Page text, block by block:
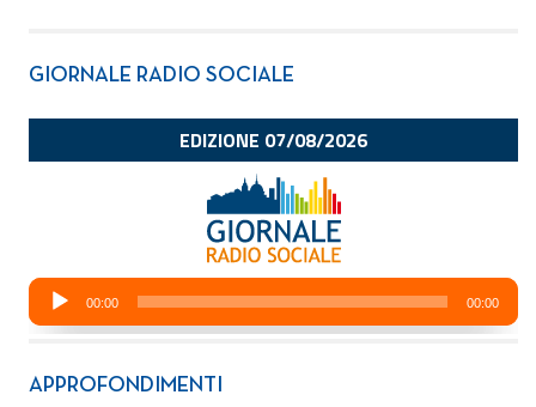
GIORNALE RADIO SOCIALE
APPROFONDIMENTI